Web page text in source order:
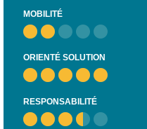
MOBILITÉ
ORIENTÉ SOLUTION
RESPONSABILITÉ
d’emploi
DIGISTART
Support IT –
Je valorise